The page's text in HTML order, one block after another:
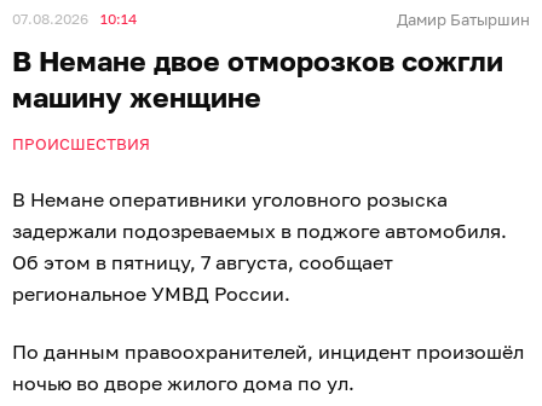
07.08.2026 10:14 Дамир Батыршин
В Немане двое отморозков сожгли
машину женщине
ПРОИСШЕСТВИЯ
В Немане оперативники уголовного розыска
задержали подозреваемых в поджоге автомобиля.
Об этом в пятницу, 7 августа, сообщает
региональное УМВД России.
По данным правоохранителей, инцидент произошёл
ночью во дворе жилого дома по ул.